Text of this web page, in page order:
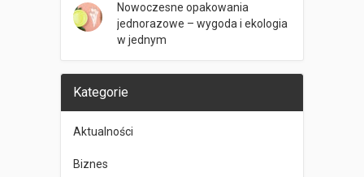
Nowoczesne opakowania
jednorazowe – wygoda i ekologia
w jednym
Kategorie
Aktualności
Biznes